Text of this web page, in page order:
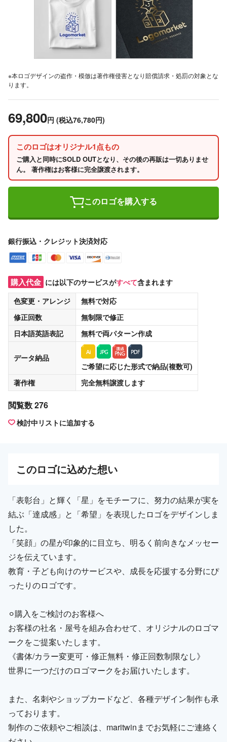
※本ロゴデザインの盗作・模倣は著作権侵害となり賠償請求・処罰の対象とな
ります。
69,800円 (税込76,780円)
このロゴはオリジナル1点もの
ご購入と同時にSOLD OUTとなり、その後の再販は一切ありませ
ん。 著作権はお客様に完全譲渡されます。
このロゴを購入する
銀行振込・クレジット決済対応
購入代金 には以下のサービスがすべて含まれます
色変更・アレンジ
無料で対応
修正回数
無制限で修正
日本語英語表記
無料で両パターン作成
データ納品
ご希望に応じた形式で納品(複数可)
著作権
完全無料譲渡します
閲覧数 276
検討中リストに追加する
このロゴに込めた想い
「表彰台」と輝く「星」をモチーフに、努力の結果が実を
結ぶ「達成感」と「希望」を表現したロゴをデザインしま
した。
「笑顔」の星が印象的に目立ち、明るく前向きなメッセー
ジを伝えています。
教育・子ども向けのサービスや、成長を応援する分野にぴ
ったりのロゴです。
⚪︎購入をご検討のお客様へ
お客様の社名・屋号を組み合わせて、オリジナルのロゴマ
ークをご提案いたします。
《書体/カラー変更可・修正無料・修正回数制限なし》
世界に一つだけのロゴマークをお届けいたします。
また、名刺やショップカードなど、各種デザイン制作も承
っております。
制作のご依頼やご相談は、maritwinまでお気軽にご連絡く